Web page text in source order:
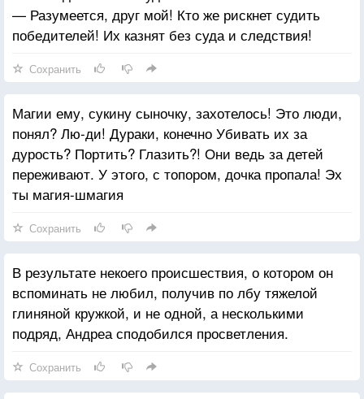
— Разумеется, друг мой! Кто же рискнет судить
победителей! Их казнят без суда и следствия!
Сохранить
Магии ему, сукину сыночку, захотелось! Это люди,
понял? Лю-ди! Дураки, конечно Убивать их за
дурость? Портить? Глазить?! Они ведь за детей
переживают. У этого, с топором, дочка пропала! Эх
ты магия-шмагия
Сохранить
В результате некоего происшествия, о котором он
вспоминать не любил, получив по лбу тяжелой
глиняной кружкой, и не одной, а несколькими
подряд, Андреа сподобился просветления.
Сохранить